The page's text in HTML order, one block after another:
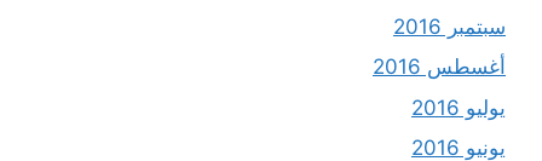
سبتمبر 2016
أغسطس 2016
يوليو 2016
يونيو 2016